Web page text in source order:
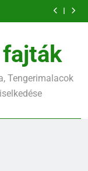
Tengerimalacok